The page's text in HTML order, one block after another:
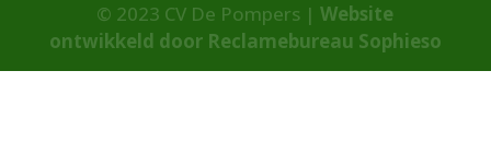
© 2023 CV De Pompers |Website
ontwikkeld door Reclamebureau Sophieso